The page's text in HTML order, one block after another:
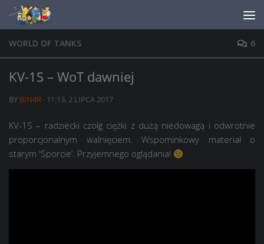
Skip to content
WORLD OF TANKS 6
KV-1S – WoT dawniej
BY BIN4R · 11:13, 2 LIPCA 2017
KV-1S – radziecki czołg ciężki z dużą niedowagą i odwrotnie
proporcjonalnym walnięciem. Wspominkowy materiał o
starym 'Sporcie’. Przyjemnego oglądania!